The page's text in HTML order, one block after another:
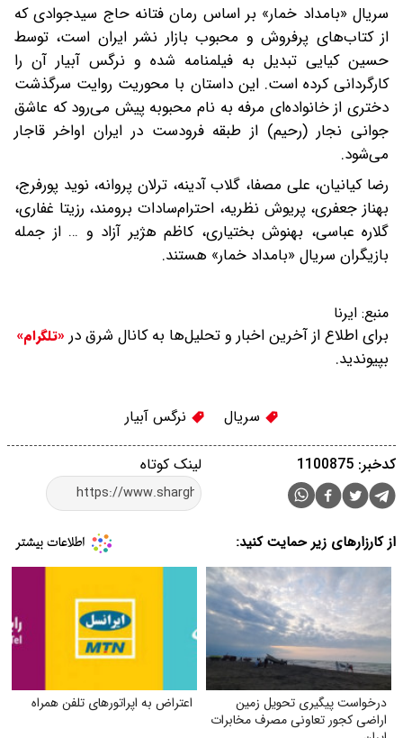
سریال «بامداد خمار» بر اساس رمان فتانه حاج سیدجوادی که
از کتاب‌های پرفروش و محبوب بازار نشر ایران است، توسط
حسین کیایی تبدیل به فیلمنامه شده و نرگس آبیار آن را
کارگردانی کرده است. این داستان با محوریت روایت سرگذشت
دختری از خانواده‌ای مرفه به نام محبوبه پیش می‌رود که عاشق
جوانی نجار (رحیم) از طبقه فرودست در ایران اواخر قاجار
می‌شود.
رضا کیانیان، علی مصفا، گلاب آدینه، ترلان پروانه، نوید پورفرج،
بهناز جعفری، پریوش نظریه، احترام‌سادات برومند، رزیتا غفاری،
گلاره عباسی، بهنوش بختیاری، کاظم هژیر آزاد و … از جمله
بازیگران سریال «بامداد خمار» هستند.
منبع: ایرنا
برای اطلاع از آخرین اخبار و تحلیل‌ها به کانال شرق در «تلگرام»
بپیوندید.
سریال نرگس آبیار
لینک کوتاه کدخبر: 1100875
از کارزارهای زیر حمایت کنید:
درخواست پیگیری تحویل زمین
اراضی کجور تعاونی مصرف مخابرات
اعتراض به اپراتورهای تلفن همراه